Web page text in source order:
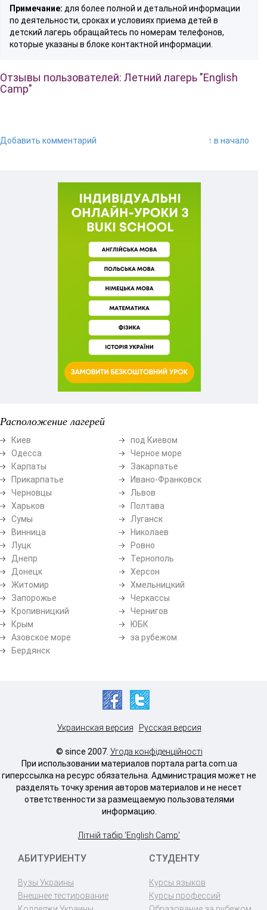
Примечание: для более полной и детальной информации
по деятельности, сроках и условиях приема детей в
детский лагерь обращайтесь по номерам телефонов,
которые указаны в блоке контактной информации.
Отзывы пользователей: Летний лагерь "English
Camp"
Добавить комментарий ↑ в начало
Расположение лагерей
Киев
Одесса
Карпаты
Прикарпатье
Черновцы
Харьков
Сумы
Винница
Луцк
Днепр
Донецк
Житомир
Запорожье
Кропивницкий
Крым
Азовское море
Бердянск
под Киевом
Черное море
Закарпатье
Ивано-Франковск
Львов
Полтава
Луганск
Николаев
Ровно
Тернополь
Херсон
Хмельницкий
Черкассы
Чернигов
ЮБК
за рубежом
Украинская версия Русская версия
© since 2007. Угода конфіденційності
При использовании материалов портала parta.com.ua
гиперссылка на ресурс обязательна. Администрация может не
разделять точку зрения авторов материалов и не несет
ответственности за размещаемую пользователями
информацию.
Літній табір 'English Camp'
АБИТУРИЕНТУ
Вузы Украины
Внешнее тестирование
СТУДЕНТУ
Курсы языков
Курсы профессий